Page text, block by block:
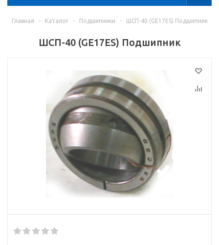
Главная - Каталог - Подшипники - ШСП-40 (GE17ES) Подшипник
ШСП-40 (GE17ES) Подшипник